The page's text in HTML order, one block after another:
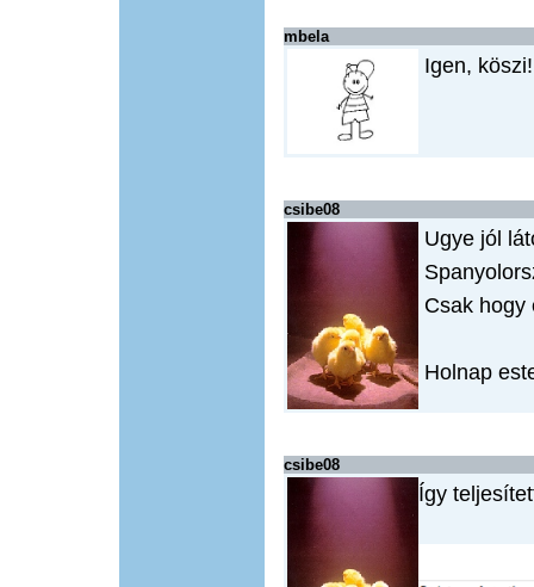
mbela
Igen, köszi!
csibe08
Ugye jól
Csak hogy
Holnap
csibe08
Így